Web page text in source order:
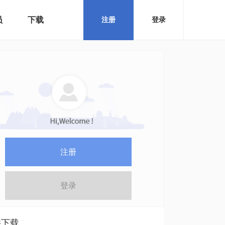
下载 注册 登录
注册
登录
载